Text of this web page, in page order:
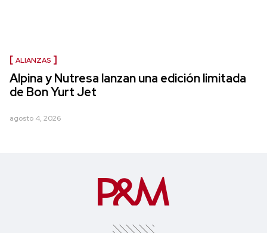
ALIANZAS
Alpina y Nutresa lanzan una edición limitada
de Bon Yurt Jet
agosto 4, 2026